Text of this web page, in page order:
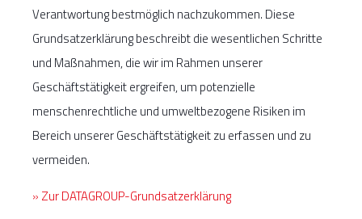
Verantwortung bestmöglich nachzukommen. Diese
Grundsatzerklärung beschreibt die wesentlichen Schritte
und Maßnahmen, die wir im Rahmen unserer
Geschäftstätigkeit ergreifen, um potenzielle
menschenrechtliche und umweltbezogene Risiken im
Bereich unserer Geschäftstätigkeit zu erfassen und zu
vermeiden.
» Zur DATAGROUP-Grundsatzerklärung